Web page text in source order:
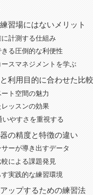
習場にはないメリット
計測する仕組み
る圧倒的な利便性
スマネジメントを学ぶ
利用目的に合わせた比較
ト空間の魅力
ッスンの効果
やすさを重視する
の精度と特徴の違い
ーが導き出すデータ
による課題発見
実践的な練習環境
ップするための練習法